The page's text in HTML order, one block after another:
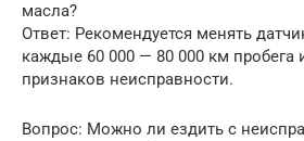
масла?
Ответ: Рекомендуется менять
каждые 60 000 — 80 000 км пробега
признаков неисправности.
Вопрос: Можно ли ездить с